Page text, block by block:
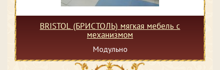
BRISTOL (БРИСТОЛЬ) мягкая мебель с
механизмом
Модульно